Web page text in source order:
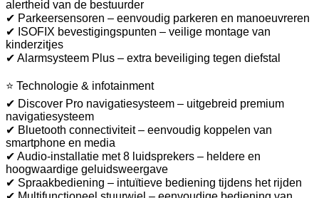
alertheid van de bestuurder
✔ Parkeersensoren – eenvoudig parkeren en manoeuvreren
✔ ISOFIX bevestigingspunten – veilige montage van
kinderzitjes
✔ Alarmsysteem Plus – extra beveiliging tegen diefstal
⭐ Technologie & infotainment
✔ Discover Pro navigatiesysteem – uitgebreid premium
navigatiesysteem
✔ Bluetooth connectiviteit – eenvoudig koppelen van
smartphone en media
✔ Audio-installatie met 8 luidsprekers – heldere en
hoogwaardige geluidsweergave
✔ Spraakbediening – intuïtieve bediening tijdens het rijden